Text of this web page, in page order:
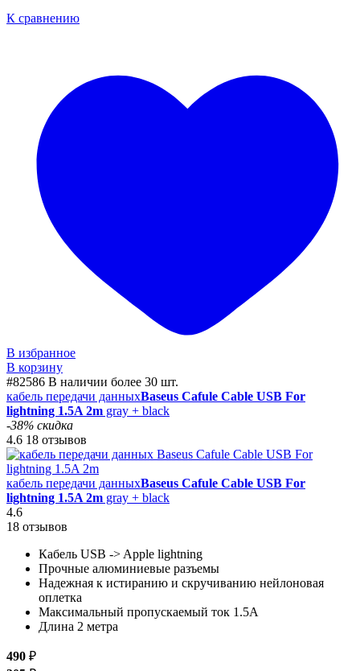
К сравнению
В избранное
В корзину
#82586 В наличии более 30 шт.
кабель передачи данныхBaseus Cafule Cable USB For
lightning 1.5A 2m gray + black
-38% скидка
4.6 18 отзывов
кабель передачи данныхBaseus Cafule Cable USB For
lightning 1.5A 2m gray + black
4.6
18 отзывов
Кабель USB -> Apple lightning
Прочные алюминиевые разъемы
Надежная к истиранию и скручиванию нейлоновая
оплетка
Максимальный пропускаемый ток 1.5А
Длина 2 метра
490 ₽